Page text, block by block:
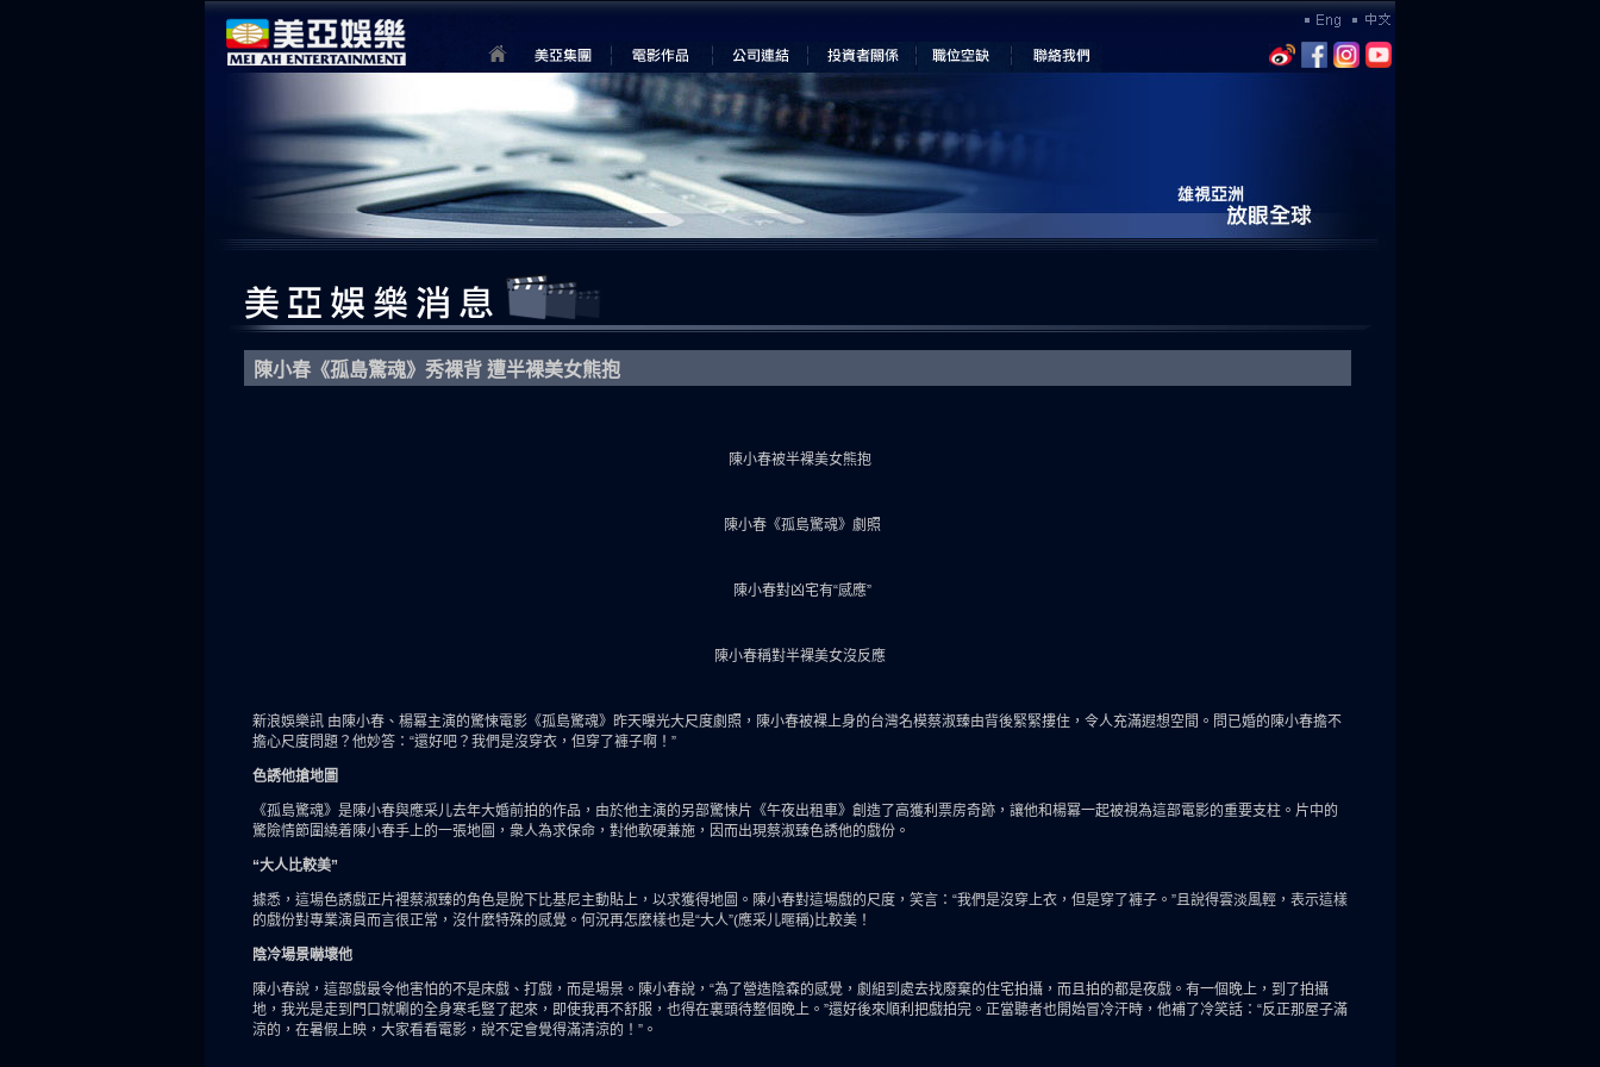
陳小春《孤島驚魂》秀裸背 遭半裸美女熊抱
陳小春被半裸美女熊抱
陳小春《孤島驚魂》劇照
陳小春對凶宅有“感應”
陳小春稱對半裸美女沒反應
新浪娛樂訊 由陳小春、楊冪主演的驚悚電影《孤島驚魂》昨天曝光大尺度劇照，陳小春被裸上身的台灣名模蔡淑臻由背後緊緊摟住，令人充滿遐想空間。問已婚的陳小春擔不
擔心尺度問題？他妙答：“還好吧？我們是沒穿衣，但穿了褲子啊！”
色誘他搶地圖
《孤島驚魂》是陳小春與應采儿去年大婚前拍的作品，由於他主演的另部驚悚片《午夜出租車》創造了高獲利票房奇跡，讓他和楊冪一起被視為這部電影的重要支柱。片中的
驚險情節圍繞着陳小春手上的一張地圖，衆人為求保命，對他軟硬兼施，因而出現蔡淑臻色誘他的戲份。
“大人比較美”
據悉，這場色誘戲正片裡蔡淑臻的角色是脫下比基尼主動貼上，以求獲得地圖。陳小春對這場戲的尺度，笑言：“我們是沒穿上衣，但是穿了褲子。”且說得雲淡風輕，表示這樣
的戲份對專業演員而言很正常，沒什麼特殊的感覺。何況再怎麼樣也是“大人”(應采儿暱稱)比較美！
陰冷場景嚇壞他
陳小春說，這部戲最令他害怕的不是床戲、打戲，而是場景。陳小春說，“為了營造陰森的感覺，劇組到處去找廢棄的住宅拍攝，而且拍的都是夜戲。有一個晚上，到了拍攝
地，我光是走到門口就唰的全身寒毛豎了起來，即使我再不舒服，也得在裏頭待整個晚上。”還好後來順利把戲拍完。正當聽者也開始冒冷汗時，他補了冷笑話：“反正那屋子滿
涼的，在暑假上映，大家看看電影，說不定會覺得滿清涼的！”。